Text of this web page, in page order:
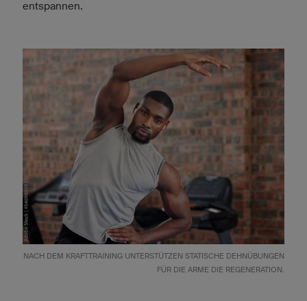
entspannen.
NACH DEM KRAFTTRAINING UNTERSTÜTZEN STATISCHE DEHNÜBUNGEN
FÜR DIE ARME DIE REGENERATION.